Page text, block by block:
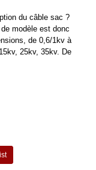
du câble sac ?
modèle est donc
de 0,6/1kv à
25kv, 35kv. De